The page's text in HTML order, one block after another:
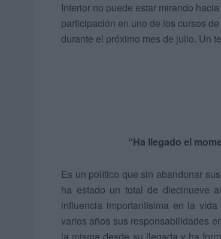
Interior no puede estar mirando
participación en uno de los cursos
durante el próximo mes de julio. Un
“Ha llegado el
Es un político que sin abandonar
ha estado un total de diecinueve
influencia importantísima en la
varios años sus responsabilidades